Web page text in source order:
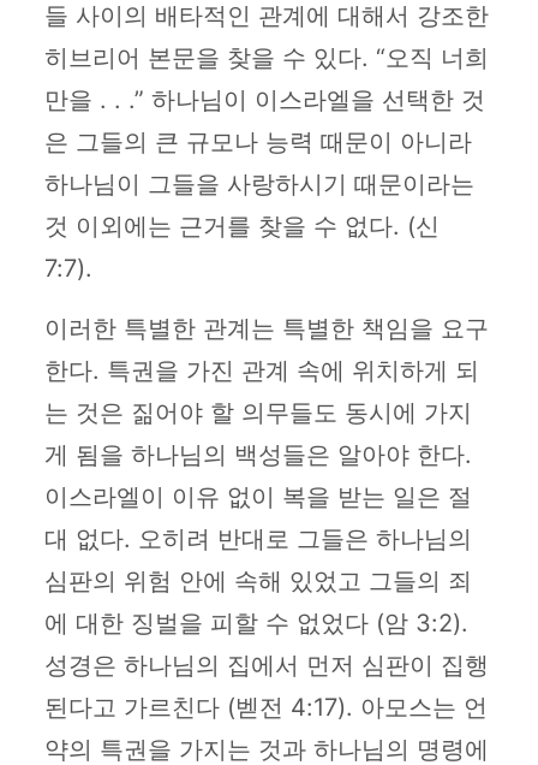
들 사이의 배타적인 관계에 대해서 강조한
히브리어 본문을 찾을 수 있다. “오직 너희
만을 . . .” 하나님이 이스라엘을 선택한 것
은 그들의 큰 규모나 능력 때문이 아니라
하나님이 그들을 사랑하시기 때문이라는
것 이외에는 근거를 찾을 수 없다. (신
7:7).
이러한 특별한 관계는 특별한 책임을 요구
한다. 특권을 가진 관계 속에 위치하게 되
는 것은 짊어야 할 의무들도 동시에 가지
게 됨을 하나님의 백성들은 알아야 한다.
이스라엘이 이유 없이 복을 받는 일은 절
대 없다. 오히려 반대로 그들은 하나님의
심판의 위험 안에 속해 있었고 그들의 죄
에 대한 징벌을 피할 수 없었다 (암 3:2).
성경은 하나님의 집에서 먼저 심판이 집행
된다고 가르친다 (벧전 4:17). 아모스는 언
약의 특권을 가지는 것과 하나님의 명령에